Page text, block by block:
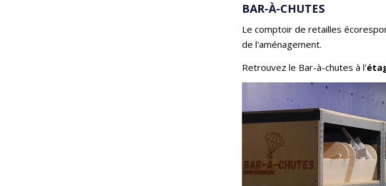
BAR-À-CHUTES
Le comptoir de retailles
de l'aménagement.
Retrouvez le Bar-à-chutes à l'